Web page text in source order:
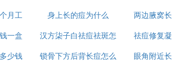
事半功倍的效果。爱化妆的朋友们要
痘印好
月工
身上长的痘为什么
两边腋窝
一盒
汉方柒子白祛痘祛斑怎
么样
祛痘修复
骤
少钱
锁骨下方后背长痘怎么
眼角附近